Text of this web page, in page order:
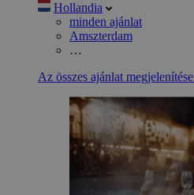
Hollandia
minden ajánlat
Amszterdam
…
Az összes ajánlat megjelenítése